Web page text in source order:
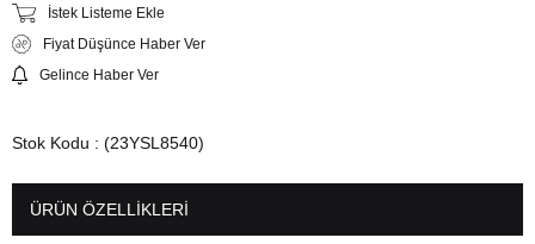
İstek Listeme Ekle
Fiyat Düşünce Haber Ver
Gelince Haber Ver
Stok Kodu (23YSL8540)
ÜRÜN ÖZELLIKLERI